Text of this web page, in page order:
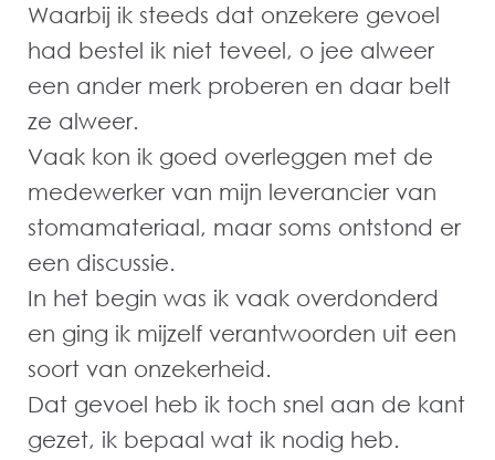
Waarbij ik steeds dat onzekere gevoel
had bestel ik niet teveel, o jee alweer
een ander merk proberen en daar belt
ze alweer.
Vaak kon ik goed overleggen met de
medewerker van mijn leverancier van
stomamateriaal, maar soms ontstond er
een discussie.
In het begin was ik vaak overdonderd
en ging ik mijzelf verantwoorden uit een
soort van onzekerheid.
Dat gevoel heb ik toch snel aan de kant
gezet, ik bepaal wat ik nodig heb.